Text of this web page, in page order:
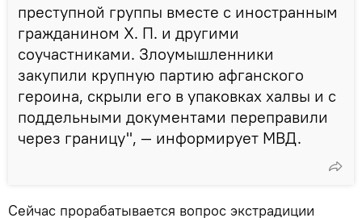
преступной группы вместе с иностранным
гражданином Х. П. и другими
соучастниками. Злоумышленники
закупили крупную партию афганского
героина, скрыли его в упаковках халвы и с
поддельными документами переправили
через границу", — информирует МВД.
Сейчас прорабатывается вопрос экстрадиции